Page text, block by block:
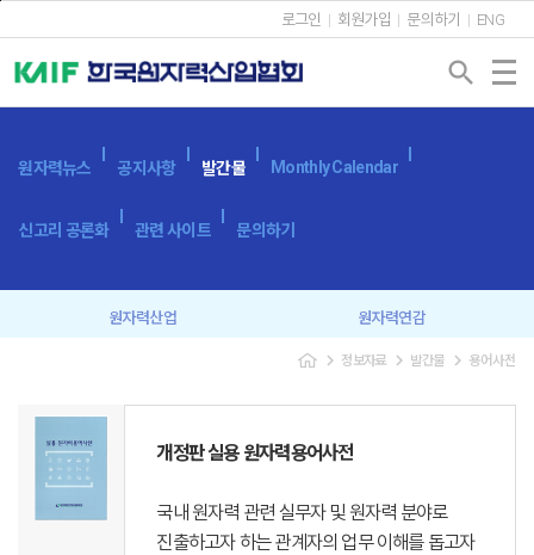
로그인 회원가입 문의하기 ENG
search
원자력뉴스 공지사항 발간물 Monthly Calendar
신고리 공론화 관련 사이트 문의하기
원자력산업 원자력연감
세계 원자력발전 현황과 동향
navigate_next 정보자료 navigate_next 발간물 navigate_next 용어사전
개정판 실용 원자력용어사전
국내 원자력 관련 실무자 및 원자력 분야로
진출하고자 하는 관계자의 업무 이해를 돕고자